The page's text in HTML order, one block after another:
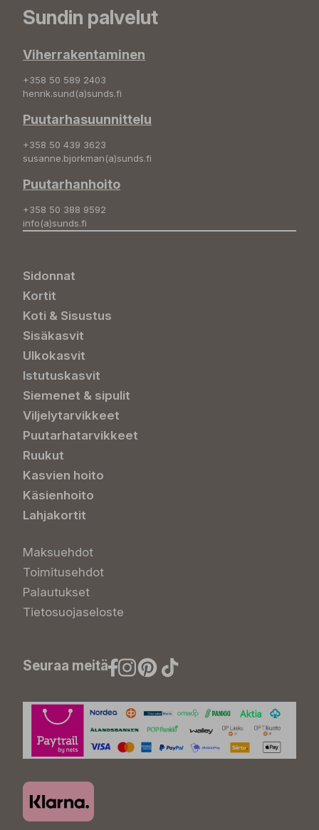
Sundin palvelut
Viherrakentaminen
+358 50 589 2403
henrik.sund(a)sunds.fi
Puutarhasuunnittelu
+358 50 439 3623
susanne.bjorkman(a)sunds.fi
Puutarhanhoito
+358 50 388 9592
info(a)sunds.fi
Sidonnat
Kortit
Koti & Sisustus
Sisäkasvit
Ulkokasvit
Istutuskasvit
Siemenet & sipulit
Viljelytarvikkeet
Puutarhatarvikkeet
Ruukut
Kasvien hoito
Käsienhoito
Lahjakortit
Maksuehdot
Toimitusehdot
Palautukset
Tietosuojaseloste
Seuraa meitä